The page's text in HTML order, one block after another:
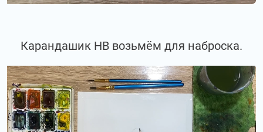
Карандашик НВ возьмём для наброска.